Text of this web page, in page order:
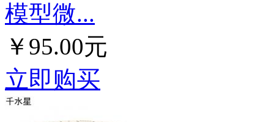
模型微...
￥95.00元
立即购买